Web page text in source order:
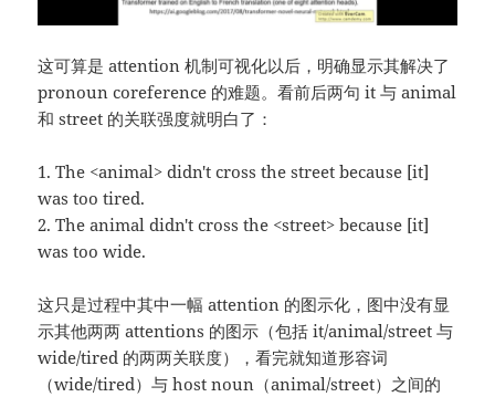
这可算是 attention 机制可视化以后，明确显示其解决了
pronoun coreference 的难题。看前后两句 it 与 animal
和 street 的关联强度就明白了：
1. The <animal> didn't cross the street because [it]
was too tired.
2. The animal didn't cross the <street> because [it]
was too wide.
这只是过程中其中一幅 attention 的图示化，图中没有显
示其他两两 attentions 的图示（包括 it/animal/street 与
wide/tired 的两两关联度），看完就知道形容词
（wide/tired）与 host noun（animal/street）之间的